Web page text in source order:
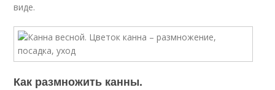
виде.
Как размножить канны.